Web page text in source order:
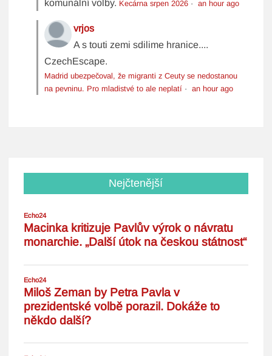
komunální volby. Kecárna srpen 2026 ·an hour ago
vrjos
A s touti zemi sdilime hranice....
CzechEscape.
Madrid ubezpečoval, že migranti z Ceuty se nedostanou
na pevninu. Pro mladistvé to ale neplatí ·an hour ago
Nejčtenější